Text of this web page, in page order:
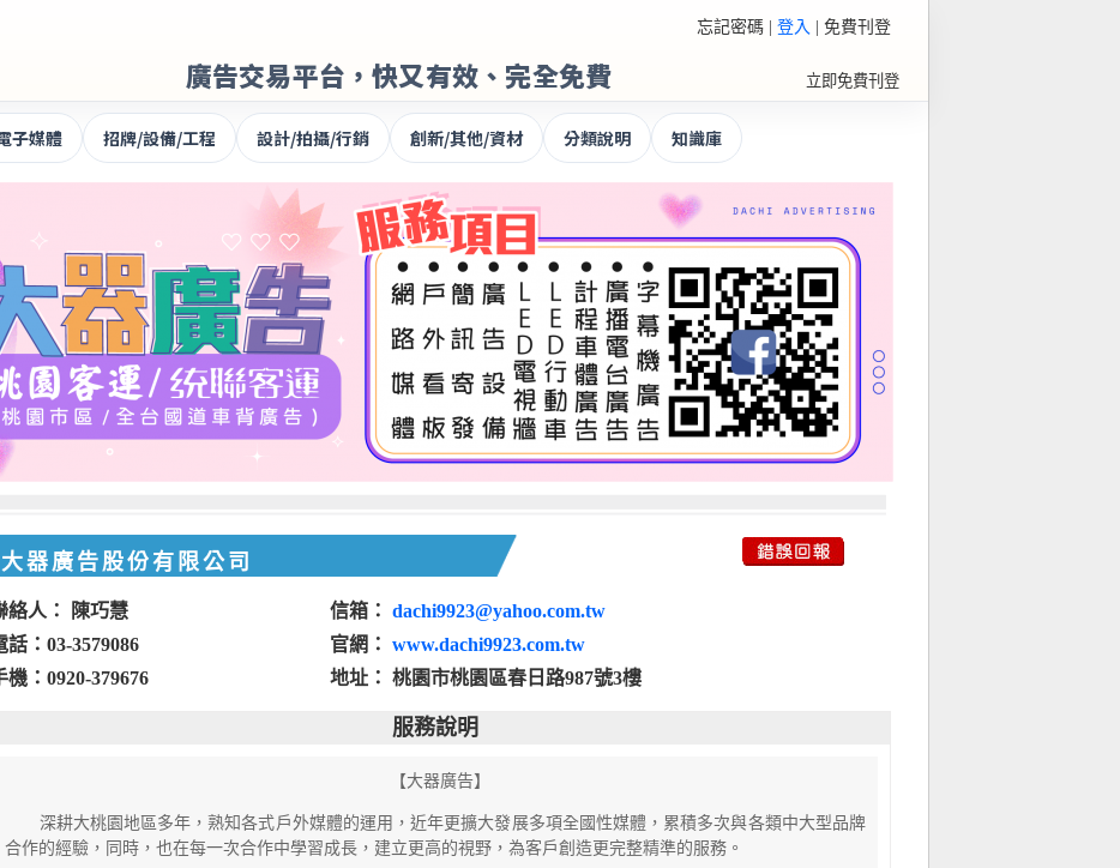
廣告交易平台，快又有效、完全免費 立即免費刊登
忘記密碼 登入 免費刊登
子媒體 招牌/設備/工程 設計/拍攝/行銷 創新/其他/資材 分類說明 知識庫
大器廣告股份有限公司
絡人： 陳巧慧 信箱： dachi9923@yahoo.com.tw
話：03-3579086
官網： www.dachi9923.com.tw
機：0920-379676
地址： 桃園市桃園區春日路987號3樓
服務說明
【大器廣告】
深耕大桃園地區多年，熟知各式戶外媒體的運用，近年更擴大發展多項全國性媒體，累積多次與各類中大型品牌
合作的經驗，同時，也在每一次合作中學習成長，建立更高的視野，為客戶創造更完整精準的服務。